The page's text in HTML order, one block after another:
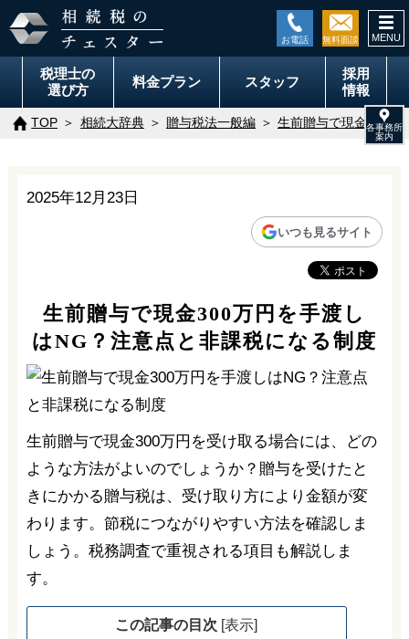
税理士の
選び方
料金プラン スタッフ
採用
情報
TOP 相続大辞典 贈与税法一般編 生前贈与で現金300万
2025年12月23日
いつも見るサイト
生前贈与で現金300万円を手渡し
はNG？注意点と非課税になる制度
生前贈与で現金300万円を受け取る場合には、どの
ような方法がよいのでしょうか？贈与を受けたと
きにかかる贈与税は、受け取り方により金額が変
わります。節税につながりやすい方法を確認しま
しょう。税務調査で重視される項目も解説しま
す。
この記事の目次 [表示]